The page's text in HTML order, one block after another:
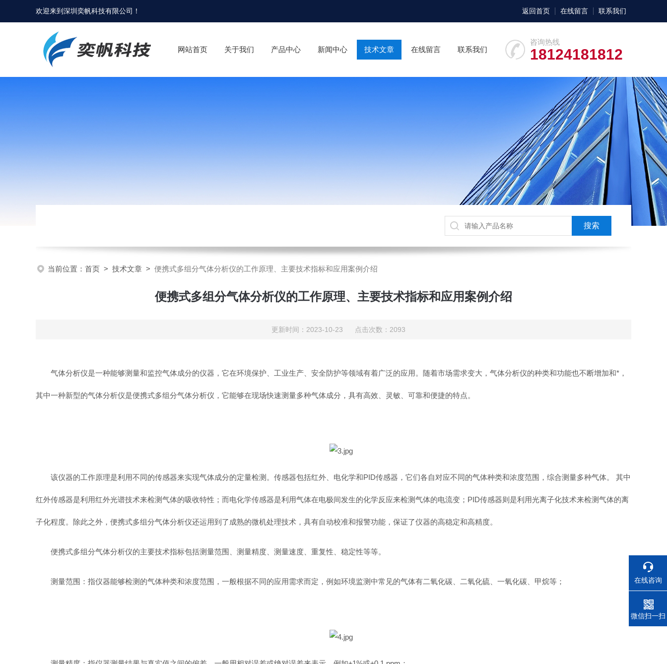
欢迎来到深圳奕帆科技有限公司 ！ 返回首页 在线留言 联系我们
咨询热线
18124181812
网站首页 关于我们 产品中心 新闻中心 技术文章 在线留言 联系我们
当前位置： 首页 > 技术文章 > 便携式多组分气体分析仪的工作原理、主要技术指标和应用案例介绍
便携式多组分气体分析仪的工作原理、主要技术指标和应用案例介绍
更新时间：2023-10-23 点击次数：2093
气体分析仪是一种能够测量和监控气体成分的仪器，它在环境保护、工业生产、安全防护等领域有着广泛的应用。随着市场需求变大，气体分析仪的种类和功能也不断增加和*，
其中一种新型的气体分析仪是便携式多组分气体分析仪，它能够在现场快速测量多种气体成分，具有高效、灵敏、可靠和便捷的特点。
该仪器的工作原理是利用不同的传感器来实现气体成分的定量检测。传感器包括红外、电化学和PID传感器，它们各自对应不同的气体种类和浓度范围，综合测量多种气体。 其中
红外传感器是利用红外光谱技术来检测气体的吸收特性；而电化学传感器是利用气体在电极间发生的化学反应来检测气体的电流变；PID传感器则是利用光离子化技术来检测气体的离
子化程度。除此之外，便携式多组分气体分析仪还运用到了成熟的微机处理技术，具有自动校准和报警功能，保证了仪器的高稳定和高精度。
便携式多组分气体分析仪的主要技术指标包括测量范围、测量精度、测量速度、重复性、稳定性等等。
测量范围：指仪器能够检测的气体种类和浓度范围，一般根据不同的应用需求而定，例如环境监测中常见的气体有二氧化碳、二氧化硫、一氧化碳、甲烷等； 在线咨询
电话
微信扫一扫